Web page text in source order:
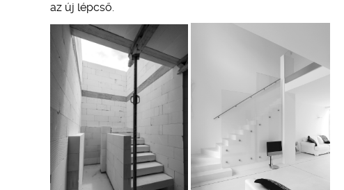
az új lépcső.